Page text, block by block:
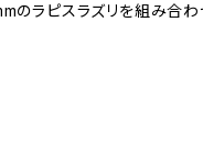
ラピスラズリを組み合わ